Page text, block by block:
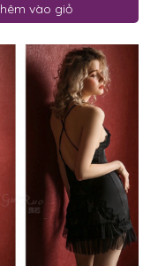
vào giỏ